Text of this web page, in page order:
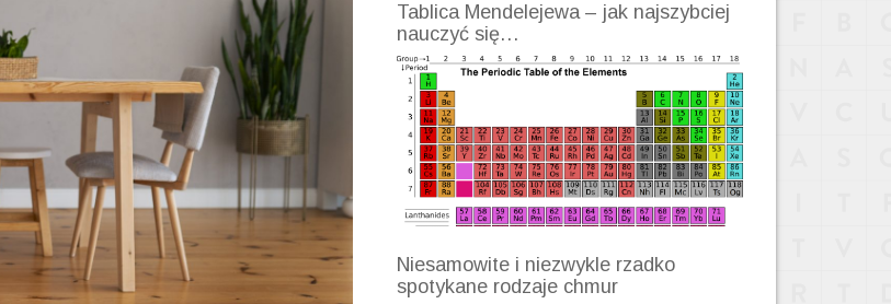
Tablica Mendelejewa – jak najszybciej
nauczyć się…
Niesamowite i niezwykle rzadko
spotykane rodzaje chmur